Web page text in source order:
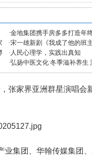
·金地集团携手房多多打造年
磅优惠助力美好生活
·宋一雄新剧《我成了他的班
生逆袭
· 人民心理学，实践出真知
·弘扬中医文化 冬季滋补养生
滋补节掀起鹏城养生潮
张家界亚洲群星演唱会
集团、华翰传媒集团